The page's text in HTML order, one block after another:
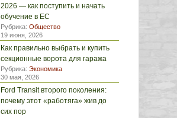
2026 — как поступить и начать
обучение в ЕС
Рубрика: Общество
19 июня, 2026
Как правильно выбрать и купить
секционные ворота для гаража
Рубрика: Экономика
30 мая, 2026
Ford Transit второго поколения:
почему этот «работяга» жив до
сих пор